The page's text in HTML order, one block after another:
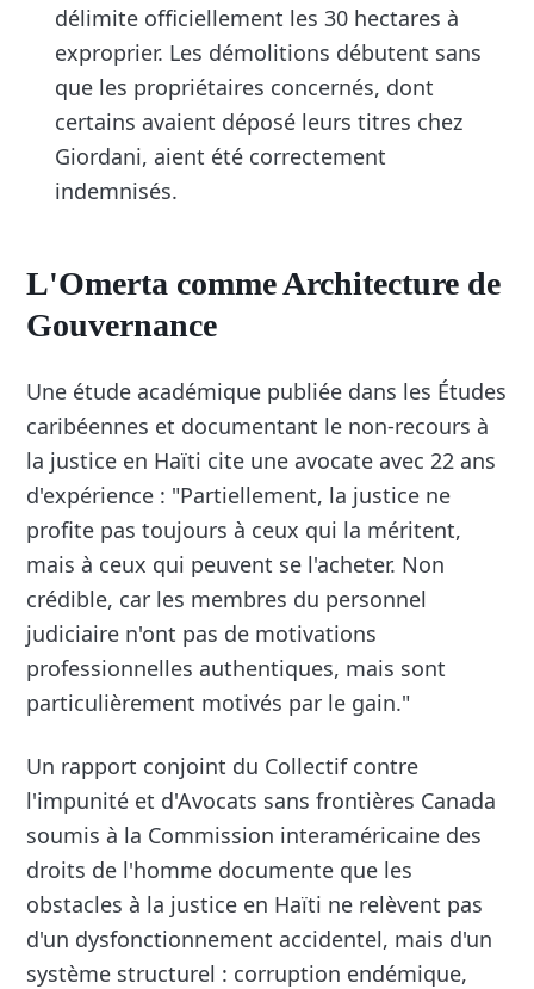
délimite officiellement les 30 hectares à
exproprier. Les démolitions débutent sans
que les propriétaires concernés, dont
certains avaient déposé leurs titres chez
Giordani, aient été correctement
indemnisés.
L'Omerta comme Architecture de
Gouvernance
Une étude académique publiée dans les Études
caribéennes et documentant le non-recours à
la justice en Haïti cite une avocate avec 22 ans
d'expérience : "Partiellement, la justice ne
profite pas toujours à ceux qui la méritent,
mais à ceux qui peuvent se l'acheter. Non
crédible, car les membres du personnel
judiciaire n'ont pas de motivations
professionnelles authentiques, mais sont
particulièrement motivés par le gain."
Un rapport conjoint du Collectif contre
l'impunité et d'Avocats sans frontières Canada
soumis à la Commission interaméricaine des
droits de l'homme documente que les
obstacles à la justice en Haïti ne relèvent pas
d'un dysfonctionnement accidentel, mais d'un
système structurel : corruption endémique,